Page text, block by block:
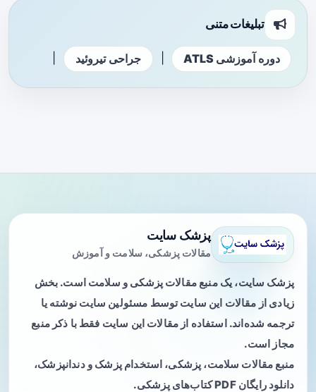
تبلیغات متنی
دوره آموزشی ATLS جراحی تیروئید
پزشک سایت
مقالات پزشکی، سلامت و آموزش
پزشک سایت، یک منبع مقالات پزشکی و سلامت است. بخش
زیادی از مقالات این سایت توسط مسئولین سایت نوشته یا
ترجمه شده‌اند. استفاده از مقالات این سایت فقط با ذکر منبع
مجاز است.
منبع مقالات سلامت، پزشکی، استخدام پزشک و دندانپزشک،
دانلود رایگان PDF کتاب‌های پزشکی.